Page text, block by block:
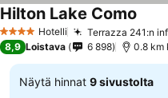
4 Tähtiluokitus
Hotelli Terrazza 241:n
Hilton Lake Como
8,9 Loistava 6 898 0.8 km
Näytä hinnat 9 sivustolta